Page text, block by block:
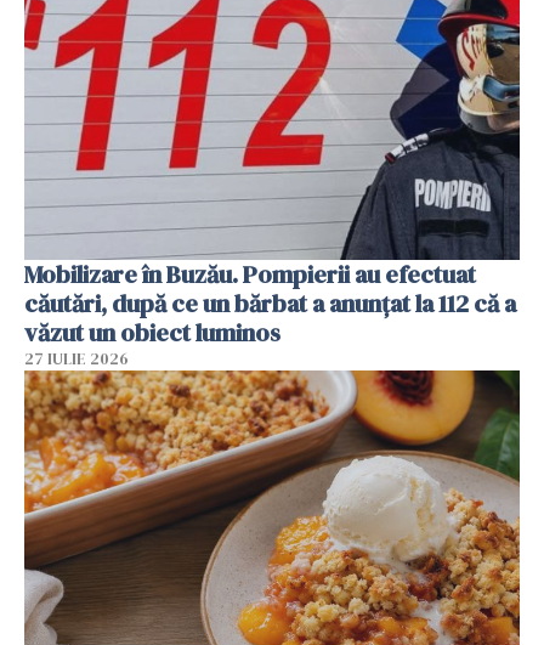
Mobilizare în Buzău. Pompierii au efectuat
căutări, după ce un bărbat a anunțat la 112 că a
văzut un obiect luminos
27 IULIE 2026